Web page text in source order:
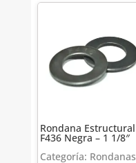
Rondana Estructural
F436 Negra – 1 1/8″
Categoría: Rondanas